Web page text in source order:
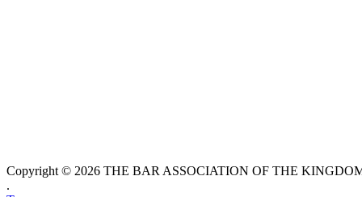
Copyright © 2026 THE BAR ASSOCIATION OF THE
.